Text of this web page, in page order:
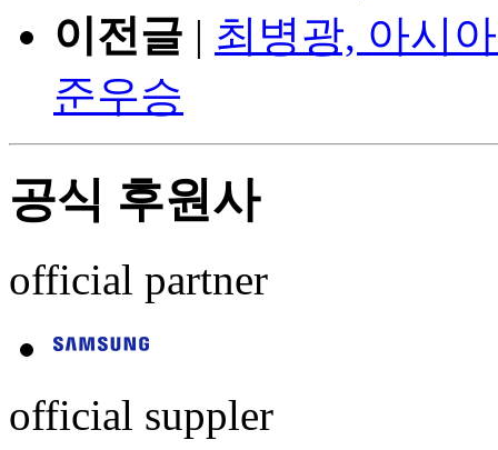
이전글 | 최병광, 아시
준우승
공식 후원사
official partner
official suppler